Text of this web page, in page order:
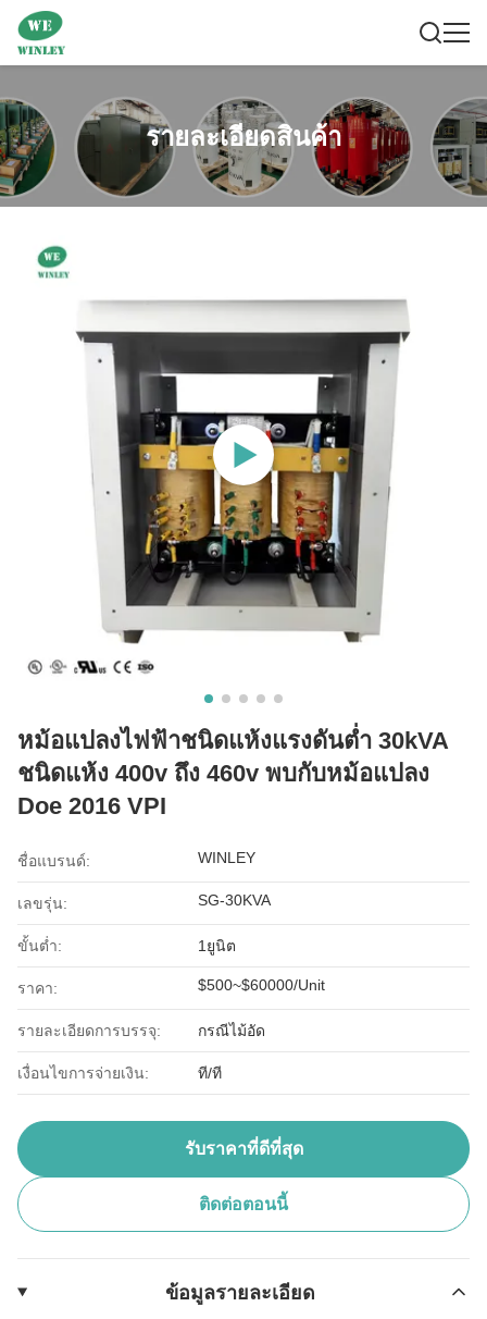
รายละเอียดสินค้า
หม้อแปลงไฟฟ้าชนิดแห้งแรงดันต่ำ 30kVA
ชนิดแห้ง 400v ถึง 460v พบกับหม้อแปลง
Doe 2016 VPI
ชื่อแบรนด์: WINLEY
เลขรุ่น: SG-30KVA
ขั้นต่ำ: 1ยูนิต
ราคา: $500~$60000/Unit
รายละเอียดการบรรจุ: กรณีไม้อัด
เงื่อนไขการจ่ายเงิน: ที/ที
รับราคาที่ดีที่สุด
ติดต่อตอนนี้
ข้อมูลรายละเอียด